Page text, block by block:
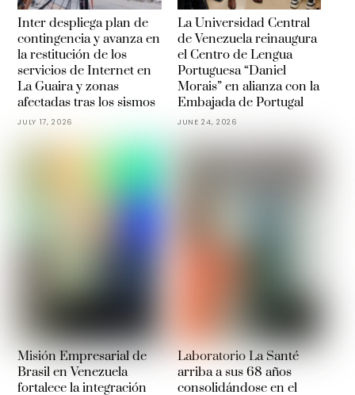
Inter despliega plan de
contingencia y avanza en
la restitución de los
servicios de Internet en
La Guaira y zonas
afectadas tras los sismos
JULY 17, 2026
La Universidad Central
de Venezuela reinaugura
el Centro de Lengua
Portuguesa “Daniel
Morais” en alianza con la
Embajada de Portugal
JUNE 24, 2026
Misión Empresarial de
Brasil en Venezuela
fortalece la integración
Laboratorio La Santé
arriba a sus 68 años
consolidándose en el